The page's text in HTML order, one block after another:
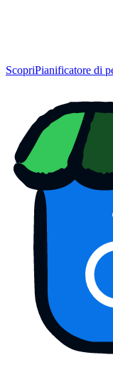
ScopriPianificatore di